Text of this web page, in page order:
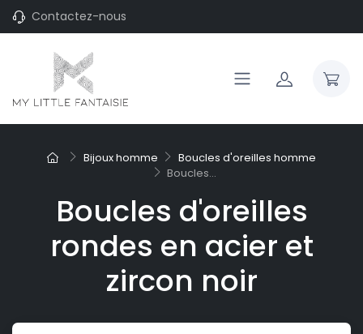
Contactez-nous
Bijoux homme
Boucles d'oreilles homme
Boucles...
Boucles d'oreilles
rondes en acier et
zircon noir